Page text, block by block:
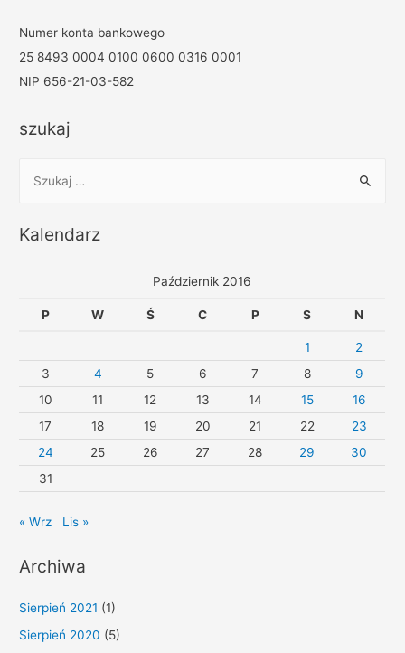
Numer konta bankowego
25 8493 0004 0100 0600 0316 0001
NIP 656-21-03-582
szukaj
Kalendarz
Październik 2016
P W Ś C P S N
1
2
3
4 5 6 7 8
9
10
11 12 13 14 15
16
17
18 19 20 21 22
23
24
25 26 27 28 29
30
31
« Wrz Lis »
Archiwa
Sierpień 2021 (1)
Sierpień 2020 (5)